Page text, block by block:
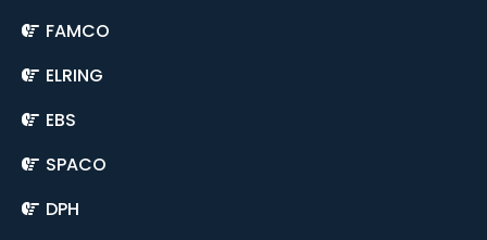
FAMCO
ELRING
EBS
SPACO
DPH